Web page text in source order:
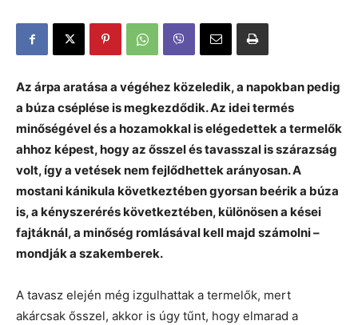
Az árpa aratása a végéhez közeledik, a napokban pedig
a búza cséplése is megkezdődik. Az idei termés
minőségével és a hozamokkal is elégedettek a termelők
ahhoz képest, hogy az ősszel és tavasszal is szárazság
volt, így a vetések nem fejlődhettek arányosan. A
mostani kánikula következtében gyorsan beérik a búza
is, a kényszerérés következtében, különösen a kései
fajtáknál, a minőség romlásával kell majd számolni –
mondják a szakemberek.
A tavasz elején még izgulhattak a termelők, mert
akárcsak ősszel, akkor is úgy tűnt, hogy elmarad a